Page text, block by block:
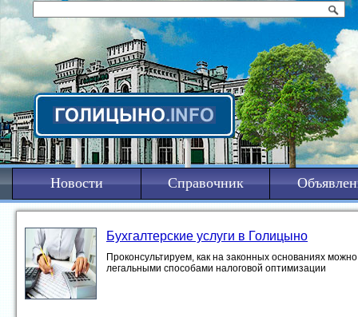
Новости Справочник
Бухгалтерские услуги в Голицыно
Проконсультируем, как на законных основаниях
легальными способами налоговой оптимизации